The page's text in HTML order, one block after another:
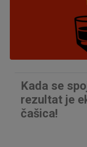
Kada se
rezultat je
čašica!